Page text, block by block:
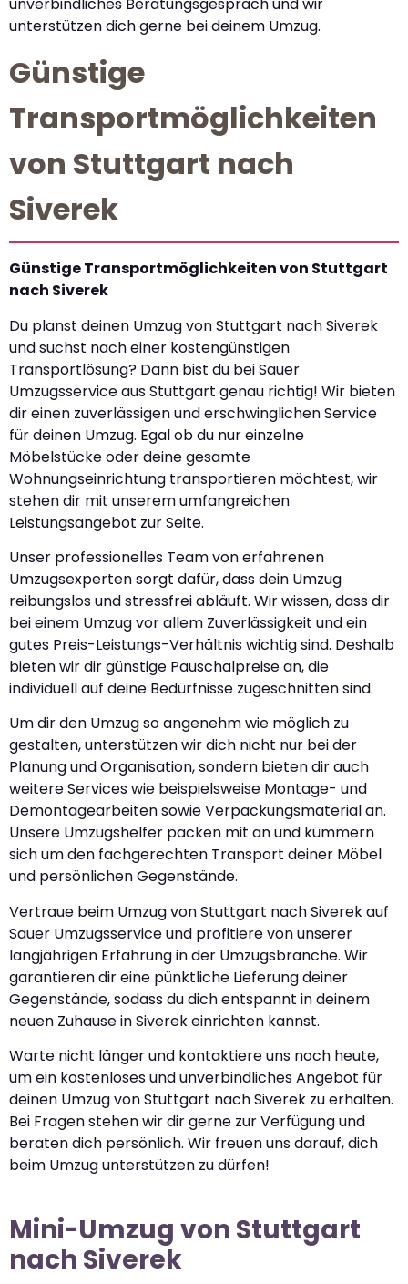
unterstützen dich gerne bei deinem Umzug.
Günstige
Transportmöglichkeiten
von Stuttgart nach
Siverek
Günstige Transportmöglichkeiten von Stuttgart
nach Siverek
Du planst deinen Umzug von Stuttgart nach Siverek
und suchst nach einer kostengünstigen
Transportlösung? Dann bist du bei Sauer
Umzugsservice aus Stuttgart genau richtig! Wir bieten
dir einen zuverlässigen und erschwinglichen Service
für deinen Umzug. Egal ob du nur einzelne
Möbelstücke oder deine gesamte
Wohnungseinrichtung transportieren möchtest, wir
stehen dir mit unserem umfangreichen
Leistungsangebot zur Seite.
Unser professionelles Team von erfahrenen
Umzugsexperten sorgt dafür, dass dein Umzug
reibungslos und stressfrei abläuft. Wir wissen, dass dir
bei einem Umzug vor allem Zuverlässigkeit und ein
gutes Preis-Leistungs-Verhältnis wichtig sind. Deshalb
bieten wir dir günstige Pauschalpreise an, die
individuell auf deine Bedürfnisse zugeschnitten sind.
Um dir den Umzug so angenehm wie möglich zu
gestalten, unterstützen wir dich nicht nur bei der
Planung und Organisation, sondern bieten dir auch
weitere Services wie beispielsweise Montage- und
Demontagearbeiten sowie Verpackungsmaterial an.
Unsere Umzugshelfer packen mit an und kümmern
sich um den fachgerechten Transport deiner Möbel
und persönlichen Gegenstände.
Vertraue beim Umzug von Stuttgart nach Siverek auf
Sauer Umzugsservice und profitiere von unserer
langjährigen Erfahrung in der Umzugsbranche. Wir
garantieren dir eine pünktliche Lieferung deiner
Gegenstände, sodass du dich entspannt in deinem
neuen Zuhause in Siverek einrichten kannst.
Warte nicht länger und kontaktiere uns noch heute,
um ein kostenloses und unverbindliches Angebot für
deinen Umzug von Stuttgart nach Siverek zu erhalten.
Bei Fragen stehen wir dir gerne zur Verfügung und
beraten dich persönlich. Wir freuen uns darauf, dich
beim Umzug unterstützen zu dürfen!
Mini-Umzug von Stuttgart
nach Siverek